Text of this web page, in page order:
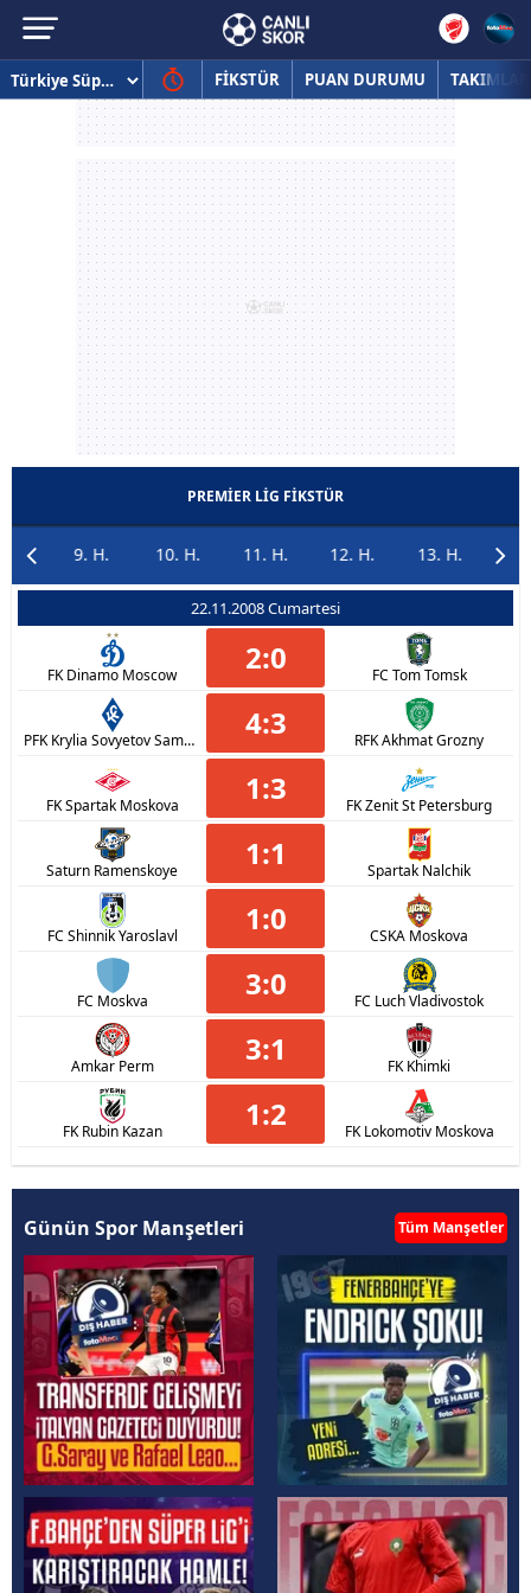
FİKSTÜR PUAN DURUMU TAKIMLAR
PREMIER LIG FİKSTÜR
9. H. 10. H. 11. H. 12. H. 13. H.
22.11.2008 Cumartesi
FK Dinamo Moscow 2:0 FC Tom Tomsk
PFK Krylia Sovyetov Samara 4:3 RFK Akhmat Grozny
FK Spartak Moskova 1:3 FK Zenit St Petersburg
Saturn Ramenskoye 1:1 Spartak Nalchik
FC Shinnik Yaroslavl 1:0 CSKA Moskova
FC Moskva 3:0 FC Luch Vladivostok
Amkar Perm 3:1 FK Khimki
FK Rubin Kazan 1:2 FK Lokomotiv Moskova
Günün Spor Manşetleri Tüm Manşetler